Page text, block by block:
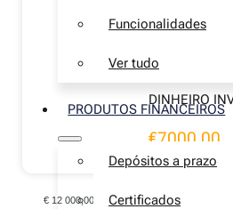
Funcionalidades
Ver tudo
PRODUTOS FINANCEIROS
Depósitos a prazo
Certificados
JUROS
€3850,86
DINHEIRO
€7000,00
€ 12 000,00